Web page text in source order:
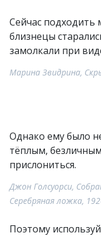
Сейчас подходить
близнецы
замолкали при
Марина Звидрина,
Однако ему было
тёплым,
прислониться.
Джон Голсуорси,
Серебряная ложка,
Поэтому